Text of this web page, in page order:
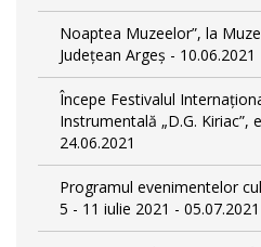
Noaptea Muzeelor”, la
Județean Argeș - 10.06.2021
Începe Festivalul
Instrumentală „D.G. Kiriac”,
24.06.2021
Programul evenimentelor
5 - 11 iulie 2021 - 05.07.2021